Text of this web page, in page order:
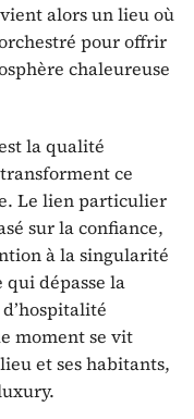
alors un lieu où
pour offrir
chaleureuse
la qualité
ce
Le lien particulier
sur la confiance,
à la singularité
qui dépasse la
moment se vit
et ses habitants,